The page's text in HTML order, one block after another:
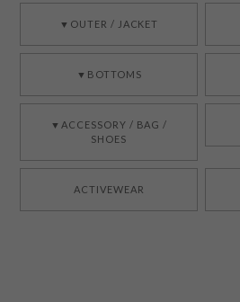
▼OUTER / JACKET
▼BOTTOMS
▼ACCESSORY / BAG /
SHOES
ACTIVEWEAR